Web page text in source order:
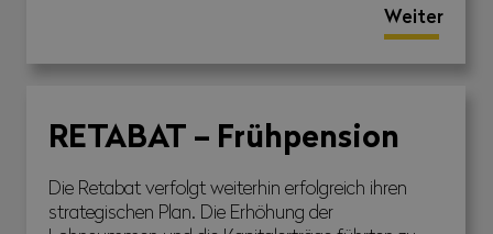
Weiter
RETABAT – Frühpension
Die Retabat verfolgt weiterhin erfolgreich ihren
strategischen Plan. Die Erhöhung der